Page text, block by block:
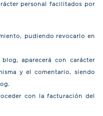
personal facilitados por
pudiendo revocarlo en
aparecerá con carácter
y el comentario, siendo
con la facturación del